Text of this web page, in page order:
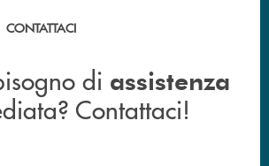
Monte Pruno
di assistenza immediata? Contattaci!
CONTATTACI
di assistenza
Contattaci!